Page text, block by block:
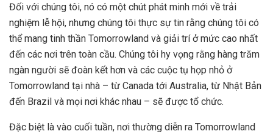
Đối với chúng tôi, nó có một chút phát minh mới về trải
nghiệm lễ hội, nhưng chúng tôi thực sự tin rằng chúng tôi có
thể mang tinh thần Tomorrowland và giải trí ở mức cao nhất
đến các nơi trên toàn cầu. Chúng tôi hy vọng rằng hàng trăm
ngàn người sẽ đoàn kết hơn và các cuộc tụ họp nhỏ ở
Tomorrowland tại nhà – từ Canada tới Australia, từ Nhật Bản
đến Brazil và mọi nơi khác nhau – sẽ được tổ chức.
Đặc biệt là vào cuối tuần, nơi thường diễn ra Tomorrowland